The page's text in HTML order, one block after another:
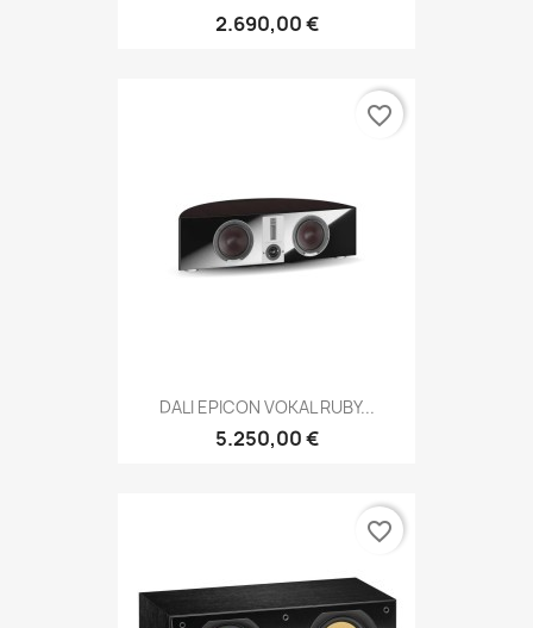
2.690,00 €
DALI EPICON VOKAL RUBY...
5.250,00 €
favorite_border
favorite_border